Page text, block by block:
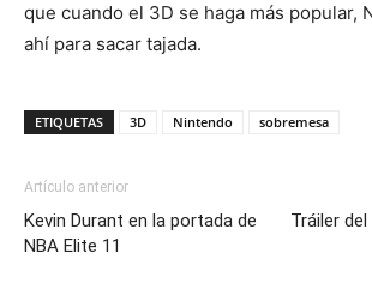
que cuando el 3D se haga más popular,
ahí para sacar tajada.
ETIQUETAS 3D Nintendo sobremesa
Artículo anterior
Kevin Durant en la portada de
NBA Elite 11
Tráiler